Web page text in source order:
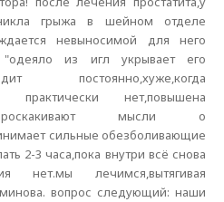
грыжа в шейном отделе
невыносимой для него
из игл укрывает его
постоянно,хуже,когда
практически нет,повышена
мысли о
сильные обезболивающие
2-3 часа,пока внутри всё снова
нет.мы лечимся,вытягивая
вопрос следующий: наши